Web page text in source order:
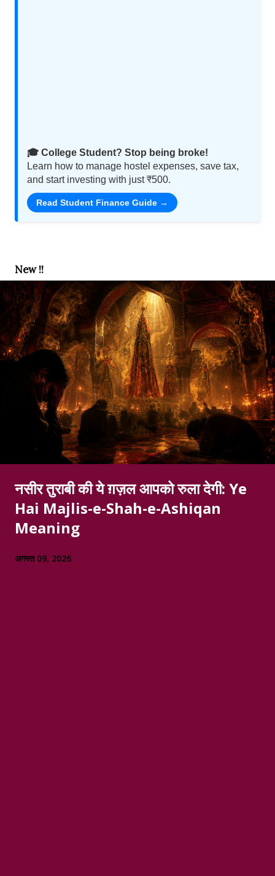
🎓 College Student? Stop being broke!
Learn how to manage hostel expenses, save tax,
and start investing with just ₹500.
Read Student Finance Guide →
New !!
नसीर तुराबी की ये ग़ज़ल आपको रुला देगी: Ye
Hai Majlis-e-Shah-e-Ashiqan
Meaning
अगस्त 09, 2026